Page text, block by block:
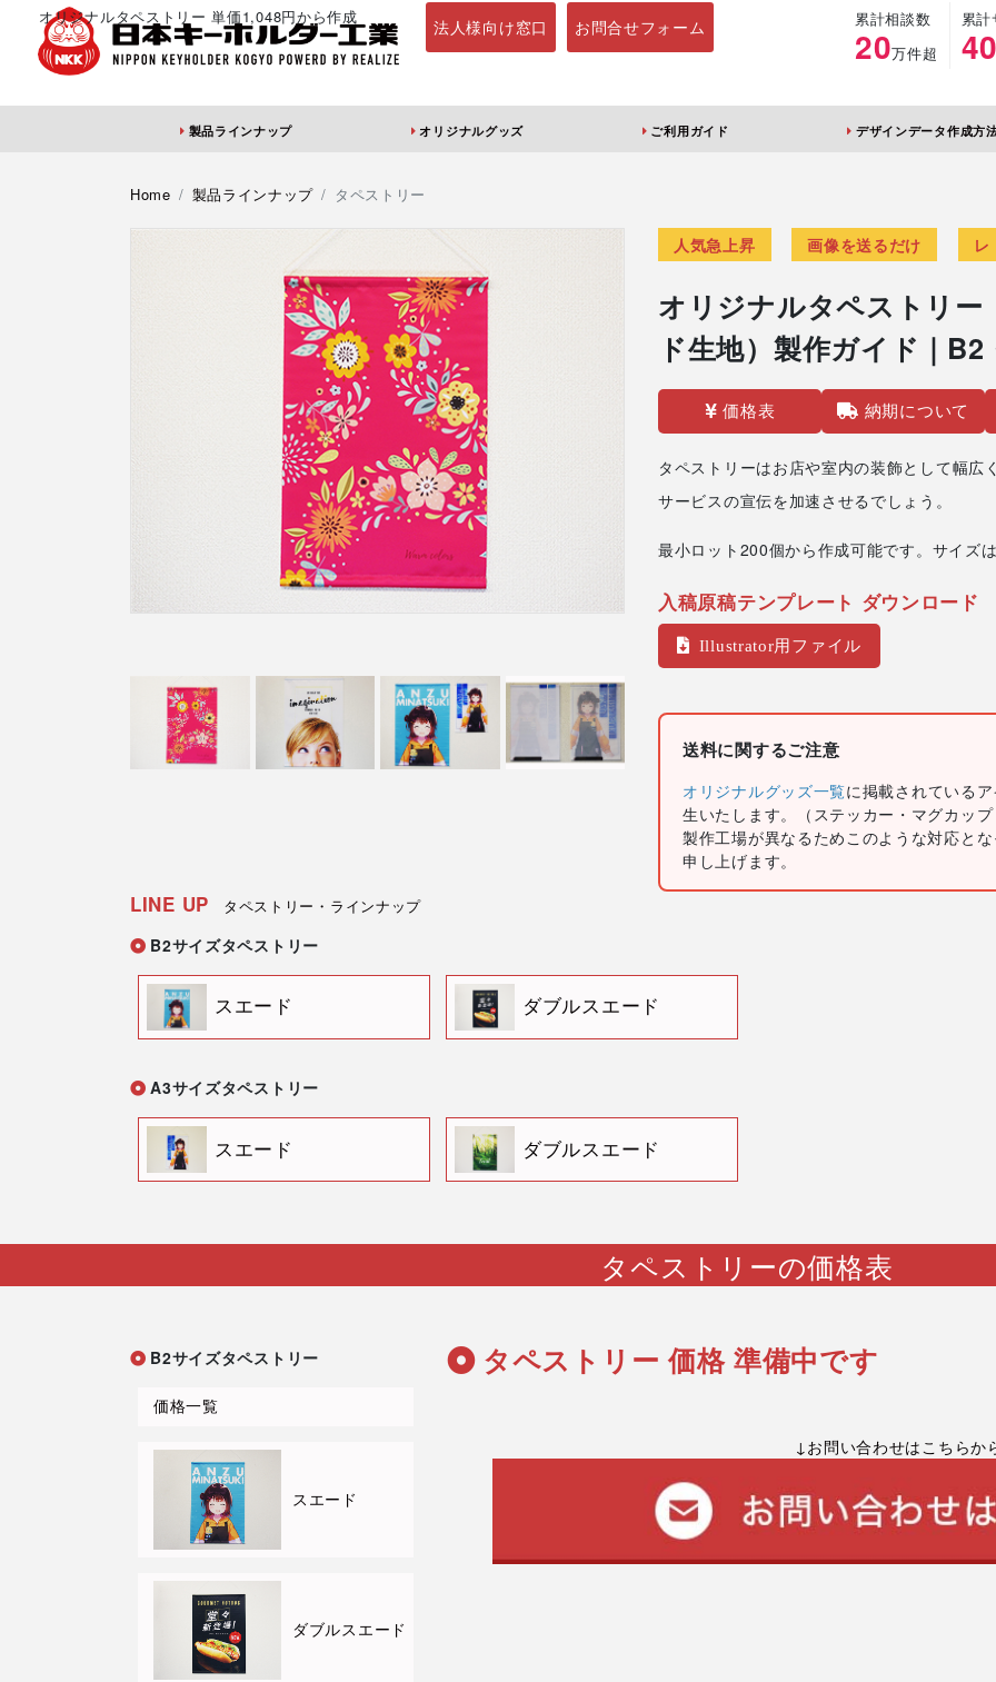
オリジナルタペストリー 単価1,048円から作成 法人様向け窓口 お問合せフォーム 累計相談数
20万件超
累
製品ラインナップ オリジナルグッズ ご利用ガイド デザインデータ作成方
アクリルキーホル
ダー（両面印刷）
アンブレラマーカ
アクリルスタン
ド 片面印刷 無
ふりふりキー
ダー
フレーム付きアク
アクリル色紙
Home 製品ラインナップ タペストリー
人気急上昇 画像を送るだけ レ
オリジナルタペストリ
ド生地）製作ガイド｜
価格表 納期について
タペストリーはお店や室内の装飾として幅
サービスの宣伝を加速させるでしょう。
最小ロット200個から作成可能です。サイズ
入稿原稿テンプレート ダウンロード
Illustrator用ファイル
送料に関するご注意
オリジナルグッズ一覧に掲載されている
生いたします。（ステッカー・マグカッ
製作工場が異なるためこのような対応と
申し上げます。
LINE UP タペストリー・ラインナップ
B2サイズタペストリー
スエード ダブルスエード
A3サイズタペストリー
スエード ダブルスエード
タペストリーの価格表
B2サイズタペストリー
価格一覧
スエード
ダブルスエード
タペストリー 価格 準備中です
↓お問い合わせはこちらか